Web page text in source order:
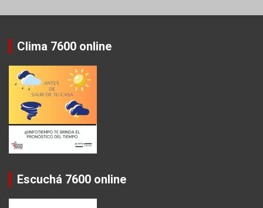
Clima 7600 online
Escuchá 7600 online